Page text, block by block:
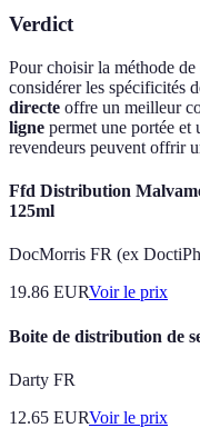
Verdict
Pour choisir la méthode
considérer les spécificités
directe offre un meilleur
ligne permet une portée
revendeurs peuvent offrir
Ffd Distribution
125ml
DocMorris FR (ex
19.86 EURVoir le prix
Boite de distribution de
Darty FR
12.65 EURVoir le prix